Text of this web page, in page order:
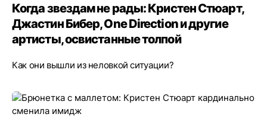
Когда звездам не рады: Кристен Стюарт,
Джастин Бибер, One Direction и другие
артисты, освистанные толпой
Как они вышли из неловкой ситуации?